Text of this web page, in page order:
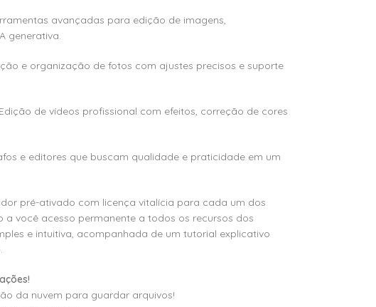
avançadas para edição de imagens,
generativa.
e organização de fotos com ajustes precisos e suporte
de vídeos profissional com efeitos, correção de cores
e editores que buscam qualidade e praticidade em um
pré-ativado com licença vitalícia para cada um dos
você acesso permanente a todos os recursos dos
e intuitiva, acompanhada de um tutorial explicativo
da nuvem para guardar arquivos!